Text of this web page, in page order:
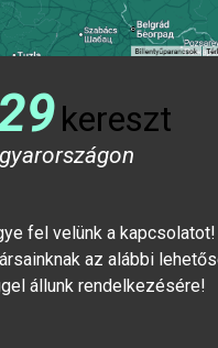
kereszt
fel velünk a kapcsolatot!
az alábbi
állunk rendelkezésére!